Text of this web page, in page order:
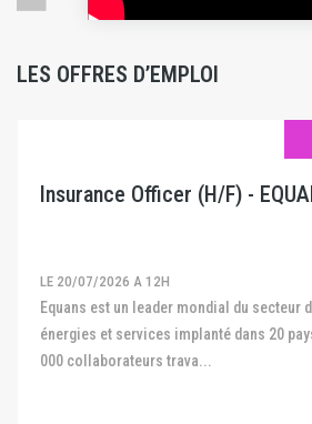
LES OFFRES D’EMPLOI
Insurance Officer (H/F) -
LE 20/07/2026 A 12H
Equans est un leader mondial du secteur des
énergies et services implanté dans 20
000 collaborateurs trava...